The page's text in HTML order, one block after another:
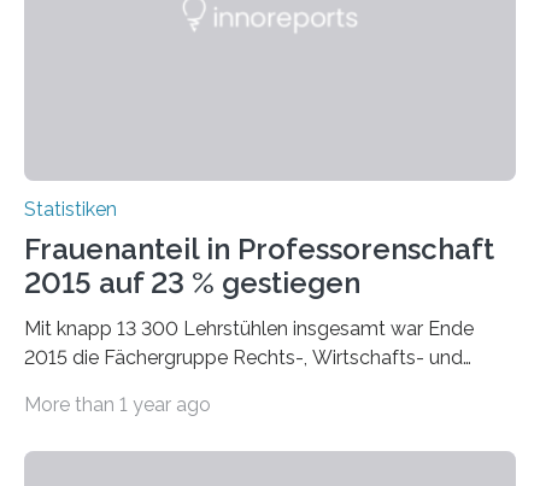
Statistiken
Frauenanteil in Professorenschaft
2015 auf 23 % gestiegen
Mit knapp 13 300 Lehrstühlen insgesamt war Ende
2015 die Fächergruppe Rechts-, Wirtschafts- und
bei…
More than 1 year ago